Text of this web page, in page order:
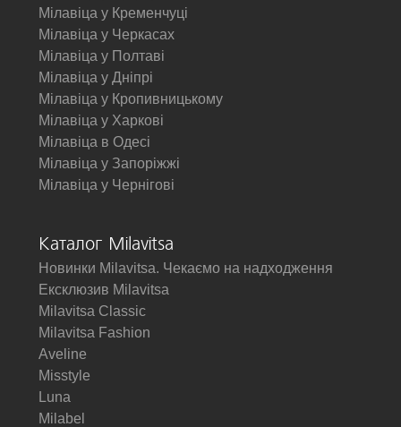
Мілавіца у Кременчуці
Мілавіца у Черкасах
Мілавіца у Полтаві
Мілавіца у Дніпрі
Мілавіца у Кропивницькому
Мілавіца у Харкові
Мілавіца в Одесі
Мілавіца у Запоріжжі
Мілавіца у Чернігові
Каталог Milavitsa
Новинки Milavitsa. Чекаємо на надходження
Ексклюзив Milavitsa
Milavitsa Classic
Milavitsa Fashion
Aveline
Misstyle
Luna
Milabel